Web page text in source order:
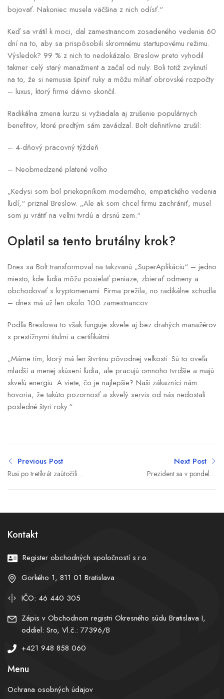
bojovať. Nakoniec musela väčšina z nich odísť.“
Keď sa vrátil k moci, dal zamestnancom zosadeného vedenia 60
dní na to, aby sa prispôsobili skromnému startupovému režimu.
Výsledok? 99 % z nich to nedokázalo. Breslow preto vyhodil
takmer celý starý manažment a začal od nuly. Boli totiž zvyknutí
na to, že si nemusia špiniť ruky a môžu míňať obrovské rozpočty
– luxus, ktorý firme dávno skončil.
Radikálna zmena kurzu si vyžiadala aj zrušenie populárnych
benefitov, ktoré predtým sám zavádzal. Bolt definitívne zrušil:
– 4-dňový pracovný týždeň
– Neobmedzené platené voľno
„Kedysi som bol priekopníkom moderného, empatického vedenia
ľudí,“ priznal Breslow. „Ale ak som chcel firmu zachrániť, musel
som ju vrátiť na veľmi tvrdú a drsnú zem.“
Oplatil sa tento brutálny krok?
Dnes sa Bolt transformoval na takzvanú „SuperAplikáciu“ – jedno
miesto, kde ľudia môžu posielať peniaze, zbierať odmeny a
obchodovať s kryptomenami. Firma prežila, no radikálne schudla
– dnes má už len okolo 100 zamestnancov.
Podľa Breslowa to však funguje skvele aj bez drahých manažérov
s prestížnymi titulmi a certifikátmi.
„Máme tím, ktorý má len štvrtinu pôvodnej veľkosti. Sú to oveľa
mladší a menej skúsení ľudia, ale pracujú omnoho tvrdšie a majú
skvelú energiu. A viete, čo je najlepšie? Naši zákazníci nám
hovoria, že takúto pozornosť a skvelý servis od nás nedostali
posledné štyri roky.“
Previous Post
Rusi po tretíkrát zaútočili
Next Post
Prezident sa v pondelok
Kontakt
Register obchodných spoločností s.r.o.
Gorkého 1, 811 01 Bratislava
IČO: 46 440 305
Zápis v Obchodnom registri Okresného súdu Bratislava I,
oddiel: Sro, Vl.č.: 77396/B
+421 948 858 060
Menu
Ochrana osobných údajov